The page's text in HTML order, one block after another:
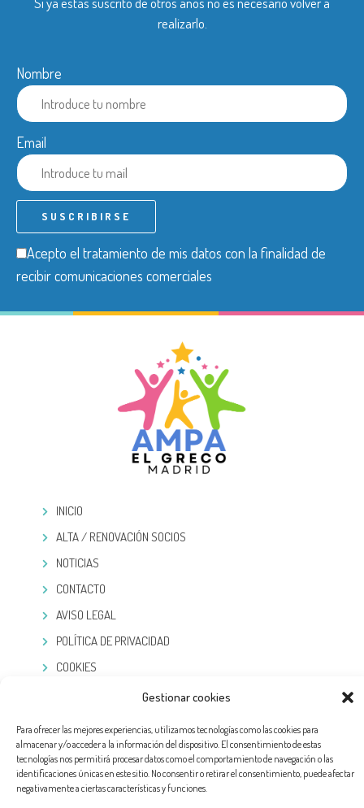
Gestionar cookies
Para ofrecer las mejores experiencias, utilizamos tecnologías como las cookies para
almacenar y/o acceder a la información del dispositivo. El consentimiento de estas
tecnologías nos permitirá procesar datos como el comportamiento de navegación o las
identificaciones únicas en este sitio. No consentir o retirar el consentimiento, puede afectar
negativamente a ciertas características y funciones.
realizarlo.
Nombre
Email
Acepto el tratamiento de mis datos con la finalidad de
recibir comunicaciones comerciales
INICIO
ALTA / RENOVACIÓN SOCIOS
NOTICIAS
CONTACTO
AVISO LEGAL
POLÍTICA DE PRIVACIDAD
COOKIES